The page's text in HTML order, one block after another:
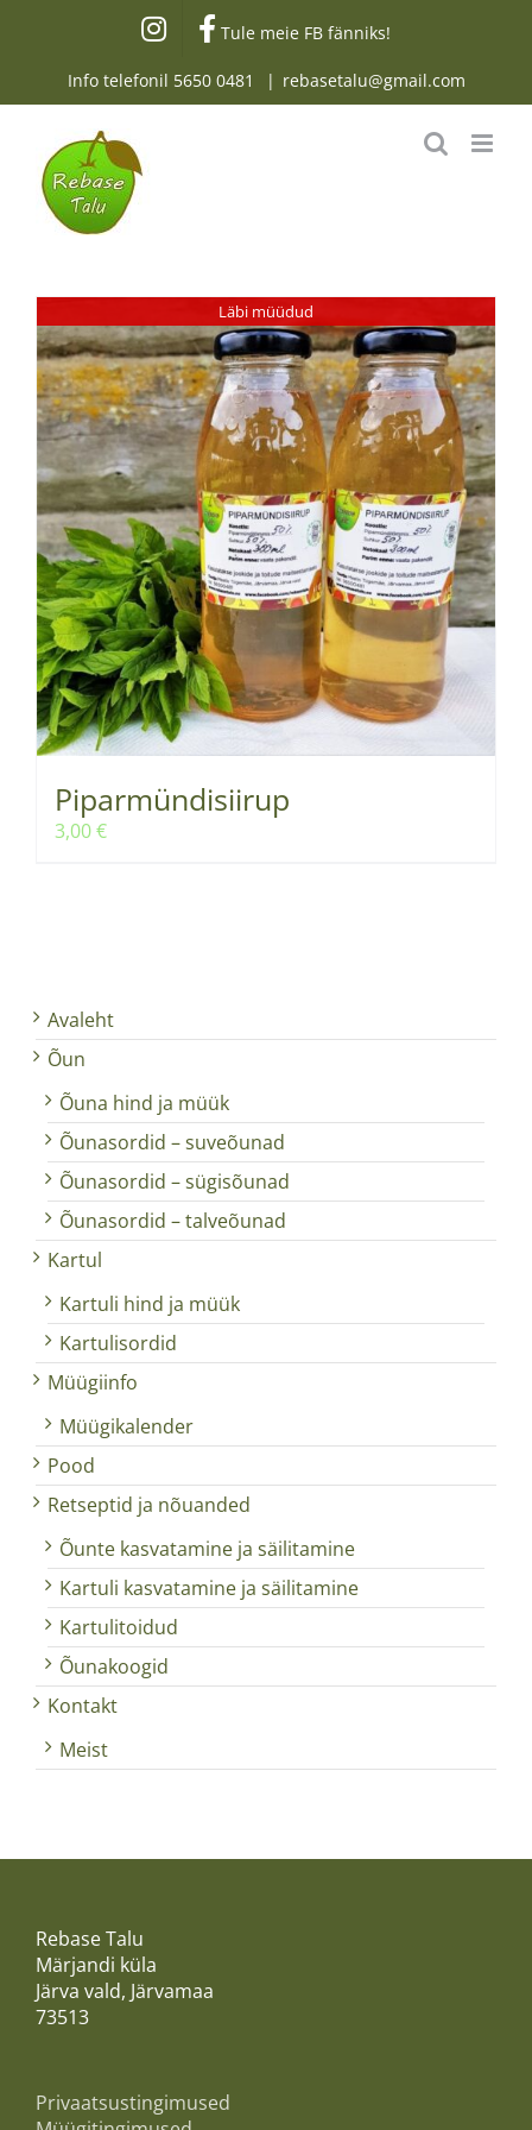
Tule meie FB fänniks!
Info telefonil 5650 0481 | rebasetalu@gmail.com
Läbi müüdud
Piparmündisiirup
3,00€
Avaleht
Õun
Õuna hind ja müük
Õunasordid – suveõunad
Õunasordid – sügisõunad
Õunasordid – talveõunad
Kartul
Kartuli hind ja müük
Kartulisordid
Müügiinfo
Müügikalender
Pood
Retseptid ja nõuanded
Õunte kasvatamine ja säilitamine
Kartuli kasvatamine ja säilitamine
Kartulitoidud
Õunakoogid
Kontakt
Meist
Rebase Talu
Märjandi küla
Järva vald, Järvamaa
73513
Privaatsustingimused